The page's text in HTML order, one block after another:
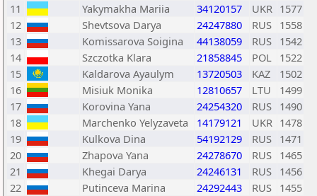
11
Yakymakha Mariia 34120157 UKR 1577
12
Shevtsova Darya 24247880 RUS 1558
13
Komissarova Soigina 44138059 RUS 1542
14
Szczotka Klara 21858845 POL 1522
15
Kaldarova Ayaulym 13720503 KAZ
1502
16
Misiuk Monika 12810657 LTU
1499
17
Korovina Yana 24254320 RUS 1490
18
Marchenko Yelyzaveta 14179121 UKR 1478
19
Kulkova Dina 54192129 RUS 1471
20
Zhapova Yana 24278670 RUS 1465
21
Khegai Darya 24246131 RUS 1456
22
Putinceva Marina 24292443 RUS 1455